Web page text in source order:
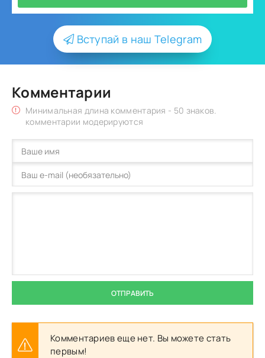
Вступай в наш Telegram
Комментарии
Минимальная длина комментария - 50 знаков.
комментарии модерируются
ОТПРАВИТЬ
Комментариев еще нет. Вы можете стать
первым!